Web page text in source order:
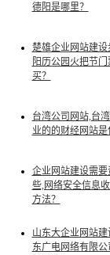
德阳是哪里？
楚雄企业网站建设
阳历公园火把节
买？
台湾公司网站,台
业的的财经网站是
企业网站建设需要
些,网络安全信息
方法？
山东大企业网站建
东广电网络有限公